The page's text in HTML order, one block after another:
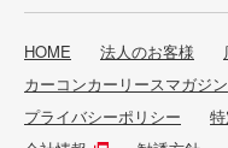
HOME 法人のお客様
カーコンカーリースマガジン
プライバシーポリシー